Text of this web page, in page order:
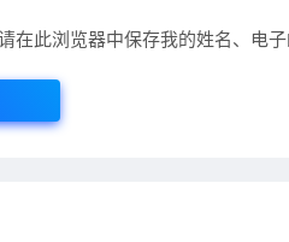
在此浏览器中保存我的姓名、电